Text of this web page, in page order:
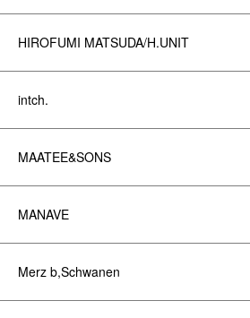
HIROFUMI MATSUDA/H.UNIT
intch.
MAATEE&SONS
MANAVE
Merz b,Schwanen